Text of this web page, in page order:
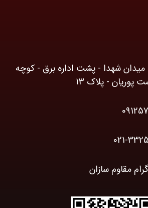
میدان شهدا - پشت اداره برق - کوچه
- پلاک 13
021-
مقاوم سازان